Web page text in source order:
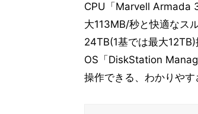
CPU「Marvell Armada
大113MB/秒と快適なス
24TB(1基では最大
OS「DiskStation
操作できる、わかりやす